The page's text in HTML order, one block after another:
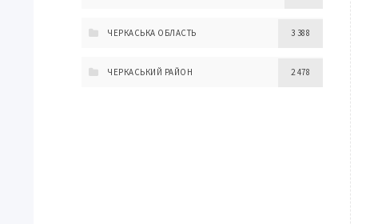
ЧЕРКАСЬКА ОБЛАСТЬ 3 388
ЧЕРКАСЬКИЙ РАЙОН 2 478